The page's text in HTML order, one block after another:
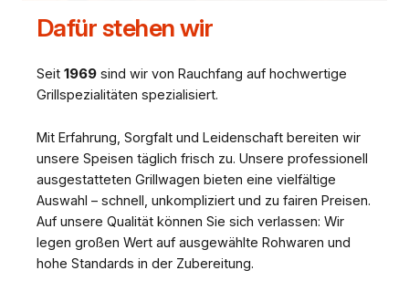
Dafür stehen wir
Seit 1969 sind wir von Rauchfang auf hochwertige
Grillspezialitäten spezialisiert.
Mit Erfahrung, Sorgfalt und Leidenschaft bereiten wir
unsere Speisen täglich frisch zu. Unsere professionell
ausgestatteten Grillwagen bieten eine vielfältige
Auswahl – schnell, unkompliziert und zu fairen Preisen.
Auf unsere Qualität können Sie sich verlassen: Wir
legen großen Wert auf ausgewählte Rohwaren und
hohe Standards in der Zubereitung.